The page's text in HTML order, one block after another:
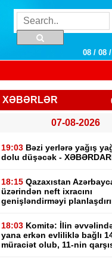
08 / 08
XƏBƏRLƏR
07-08-2026
19:03 Bəzi yerlərə yağış
dolu düşəcək -
18:15 Qazaxıstan
üzərindən neft ixracını
genişləndirməyi
18:03 Komitə: İlin
yana erkən evliliklə bağlı
müraciət olub, 11-nin